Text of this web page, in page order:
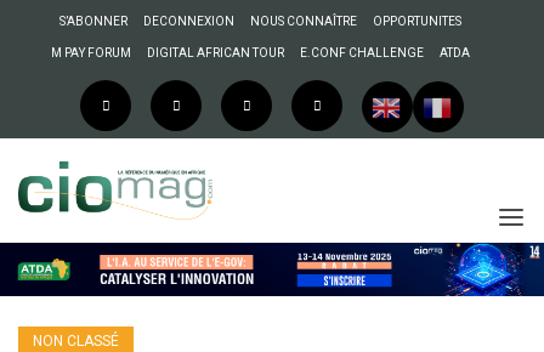
S’ABONNER DECONNEXION NOUS CONNAÎTRE OPPORTUNITES
M PAY FORUM DIGITAL AFRICAN TOUR E.CONF CHALLENGE ATDA
NON CLASSÉ